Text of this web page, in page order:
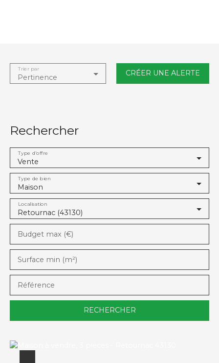
Pertinence
Trier par CRÉER UNE ALERTE
Rechercher
Vente
Type d'offre
Maison
Type de bien
Retournac (43130)
Localisation
Budget max (€)
Surface min (m²)
Référence
RECHERCHER